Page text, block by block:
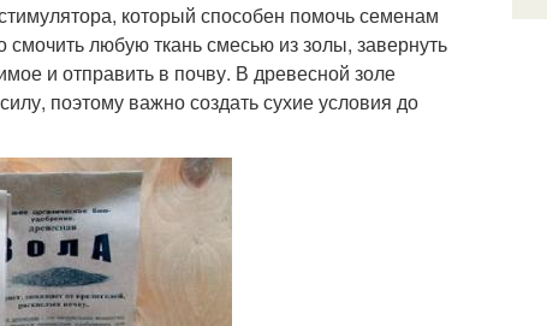
который способен помочь семенам
смочить любую ткань смесью из золы, завернуть
и отправить в почву. В древесной золе
поэтому важно создать сухие условия до